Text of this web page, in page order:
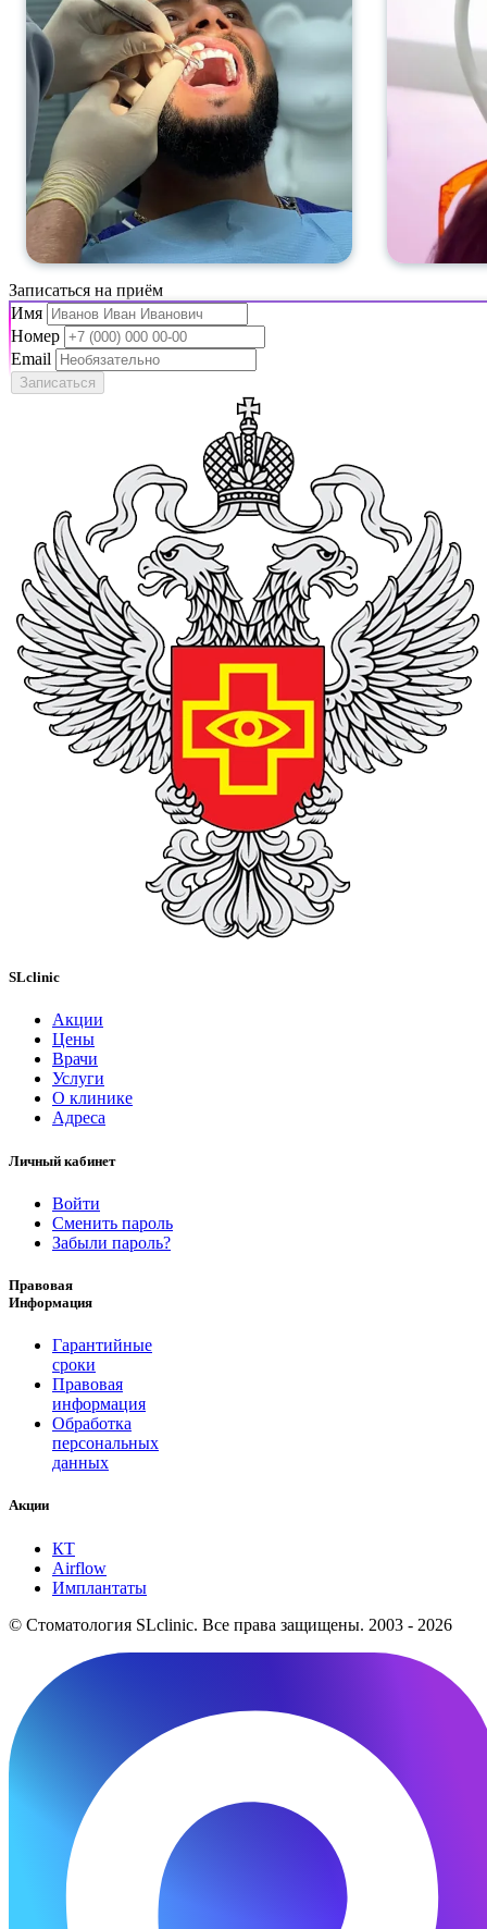
Записаться на приём
Имя
Номер
Email
Записаться
SLclinic
Акции
Цены
Врачи
Услуги
О клинике
Адреса
Личный кабинет
Войти
Сменить пароль
Забыли пароль?
Правовая
Информация
Гарантийные
сроки
Правовая
информация
Обработка
персональных
данных
Акции
КТ
Airflow
Имплантаты
© Стоматология SLclinic. Все права защищены. 2003 - 2026